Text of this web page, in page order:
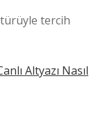
türüyle tercih
Altyazı Nasıl